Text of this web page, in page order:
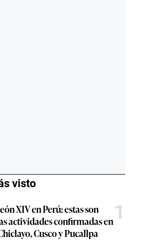
visto
XIV en Perú: estas son
actividades confirmadas en
Cusco y Pucallpa
1